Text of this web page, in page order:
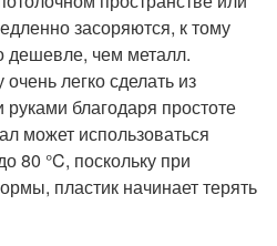
засоряются, к тому
дешевле, чем металл.
легко сделать из
благодаря простоте
может использоваться
80 °C, поскольку при
пластик начинает терять